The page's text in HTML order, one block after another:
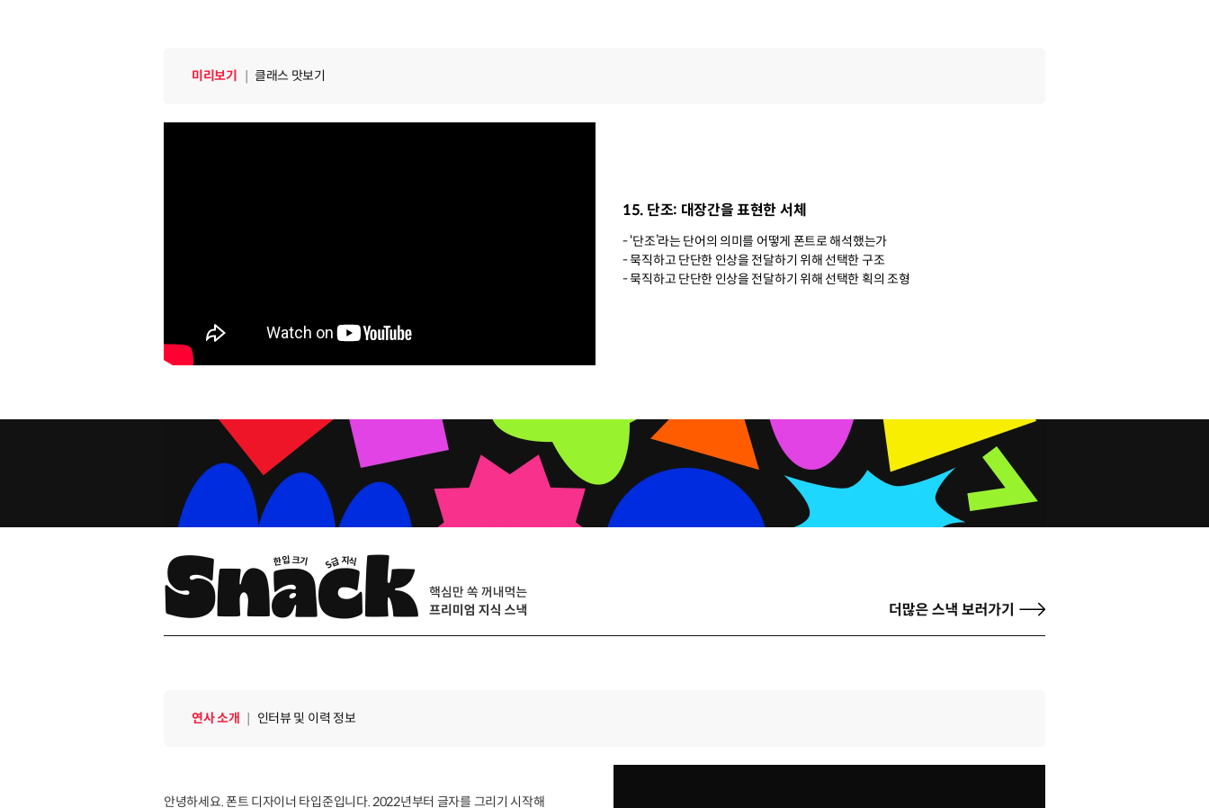
미리보기 클래스 맛보기
15. 단조: 대장간을 표현한 서체
- ‘단조’라는 단어의 의미를 어떻게 폰트로 해석했는가
- 묵직하고 단단한 인상을 전달하기 위해 선택한 구조
- 묵직하고 단단한 인상을 전달하기 위해 선택한 획의 조형
연사 소개
인터뷰 및 이력 정보
안녕하세요. 폰트 디자이너 타입준입니다. 2022년부터 글자를 그리기 시작해